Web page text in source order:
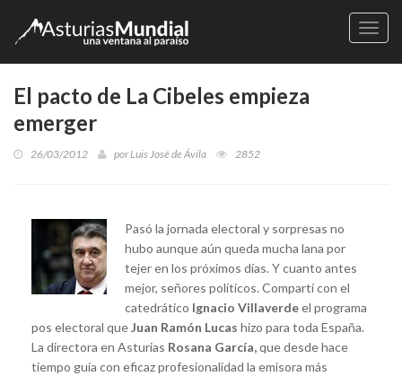
El pacto de La Cibeles empieza
emerger
26/03/2012 porLuis José de Ávila 2852
Pasó la jornada electoral y sorpresas no
hubo aunque aún queda mucha lana por
tejer en los próximos días. Y cuanto antes
mejor, señores políticos. Compartí con el
catedrático Ignacio Villaverdeel programa
pos electoral queJuan Ramón Lucas hizo para toda España.
La directora en Asturias Rosana García,que desde hace
tiempo guía con eficaz profesionalidad la emisora más